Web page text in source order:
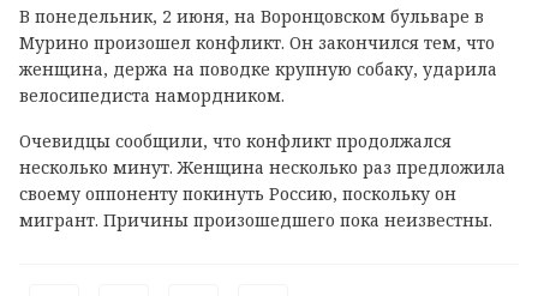
В понедельник, 2 июня, на Воронцовском бульваре в
Мурино произошел конфликт. Он закончился тем, что
женщина, держа на поводке крупную собаку, ударила
велосипедиста намордником.
Очевидцы сообщили, что конфликт продолжался
несколько минут. Женщина несколько раз предложила
своему оппоненту покинуть Россию, поскольку он
мигрант. Причины произошедшего пока неизвестны.